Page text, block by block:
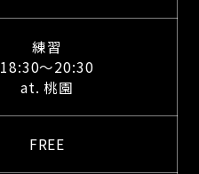
練習
18:30～20:30
at. 桃園
FREE